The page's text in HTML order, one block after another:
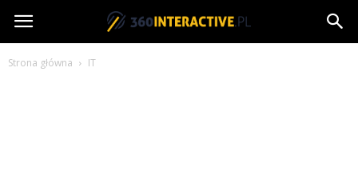
360interactive.pl
Strona główna IT